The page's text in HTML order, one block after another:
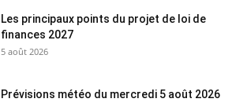
Les principaux points du projet de loi de
finances 2027
5 août 2026
Prévisions météo du mercredi 5 août 2026